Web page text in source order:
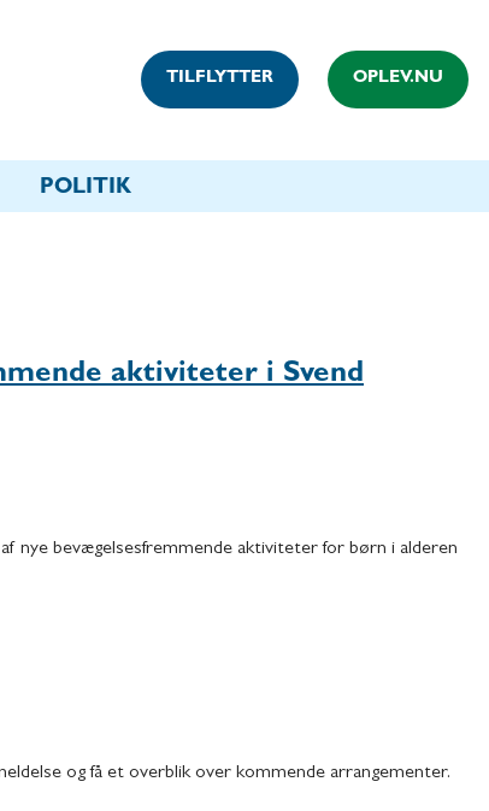
TILFLYTTER OPLEV.NU
POLITIK
aktiviteter i Svend
nye bevægelsesfremmende aktiviteter for børn i alderen
og få et overblik over kommende arrangementer.